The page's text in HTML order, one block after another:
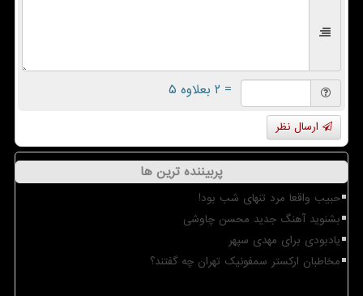
= ۲ بعلاوه ۵
ارسال نظر
پربیننده ترین ها
حبیب واقعا مرد تنهای شب بود!
بشنوید آهنگ جدید محسن چاوشی
یادبودی برای مهدی سپهر
مخاطبان ارکستر سمفونیک تهران چه گفتند؟